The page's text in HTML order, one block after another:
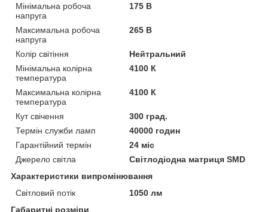
Мінімальна робоча
напруга
175 В
Максимальна робоча
напруга
265 В
Колір світіння
Нейтральний
Мінімальна колірна
температура
4100 К
Максимальна колірна
температура
4100 К
Кут свічення
300 град.
Термін служби ламп
40000 годин
Гарантійний термін
24 міс
Джерело світла
Світлодіодна матриця SMD
Характеристики випромінювання
Світловий потік
1050 лм
Габаритні розміри